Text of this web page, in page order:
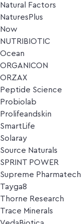
Natural Factors
NaturesPlus
Now
NUTRIBIOTIC
Ocean
ORGANICON
ORZAX
Peptide Science
Probiolab
Prolifeandskin
SmartLife
Solaray
Source Naturals
SPRINT POWER
Supreme Pharmatech
Tayga8
Thorne Research
Trace Minerals